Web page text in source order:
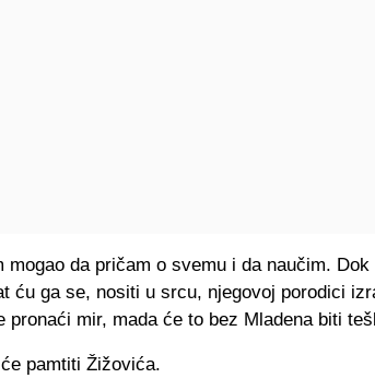
da pričam o svemu i da naučim. Dok
ću ga se, nositi u srcu, njegovoj porodici
pronaći mir, mada će to bez Mladena biti
pamtiti Žižovića.